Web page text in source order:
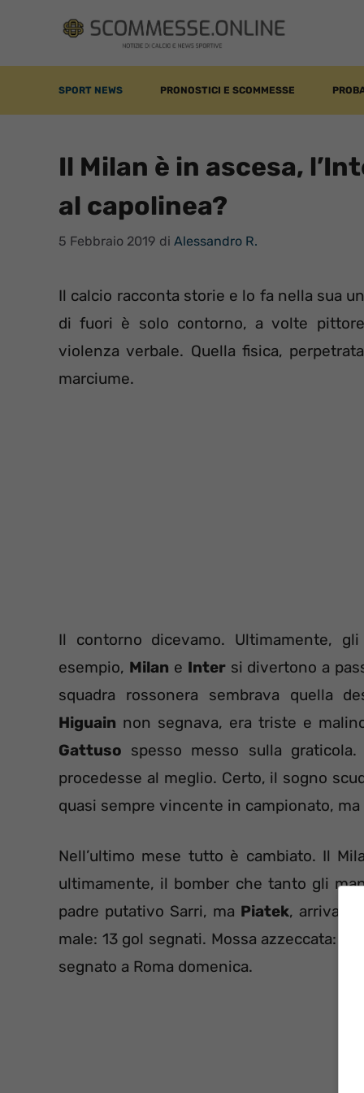
contenuto
SPORT NEWS PRONOSTICI E SCOMMESSE
Il Milan è in ascesa,
al capolinea?
5 Febbraio 2019 di Alessandro R.
Il calcio racconta storie e lo fa nella sua
di fuori è solo contorno, a volte
violenza verbale. Quella fisica,
marciume.
Il contorno dicevamo. Ultimamente,
esempio, Milan e Intersi divertono a
squadra rossonera sembrava quella
Higuain non segnava, era triste e
Gattuso spesso messo sulla
procedesse al meglio. Certo, il sogno
quasi sempre vincente in campionato,
Nell’ultimo mese tutto è cambiato. Il
ultimamente, il bomber che tanto gli
padre putativo Sarri, ma Piatek, arrivato
male: 13 gol segnati. Mossa azzeccata:
segnato a Roma domenica.